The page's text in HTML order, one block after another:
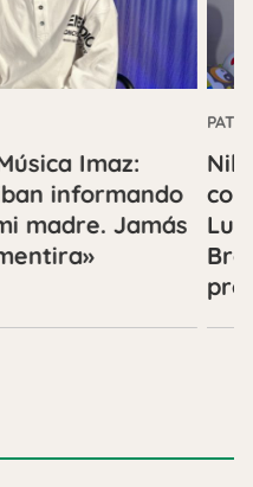
Imaz:
informando
madre. Jamás
Nil